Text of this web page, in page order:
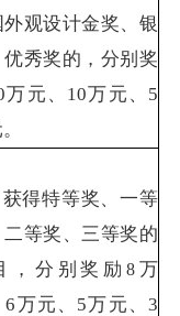
外观设计金奖、银
优秀奖的，分别奖
万元、 10万元、 5
获得特等奖、一等
二等奖、三等奖的
，分别奖励8 万
6万元、 5万元、3